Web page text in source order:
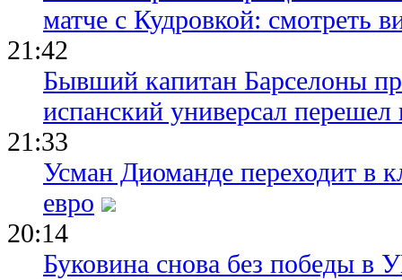
матче с Кудровкой: смотреть
21:42
Бывший капитан Барселоны
испанский универсал перешел
21:33
Усман Диоманде переходит в
евро
20:14
Буковина снова без победы